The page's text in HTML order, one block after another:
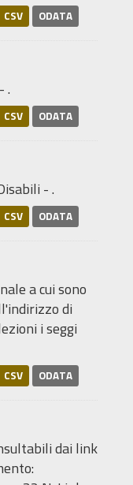
CSV ODATA
.
CSV ODATA
- .
CSV ODATA
a cui sono
di
i seggi
CSV ODATA
dai link